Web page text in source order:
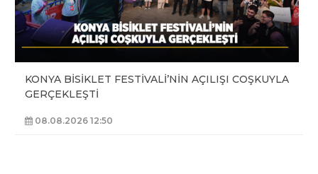
KONYA BİSİKLET FESTİVALİ’NİN AÇILIŞI COŞKUYLA
GERÇEKLEŞTİ
08.08.2026 12:50